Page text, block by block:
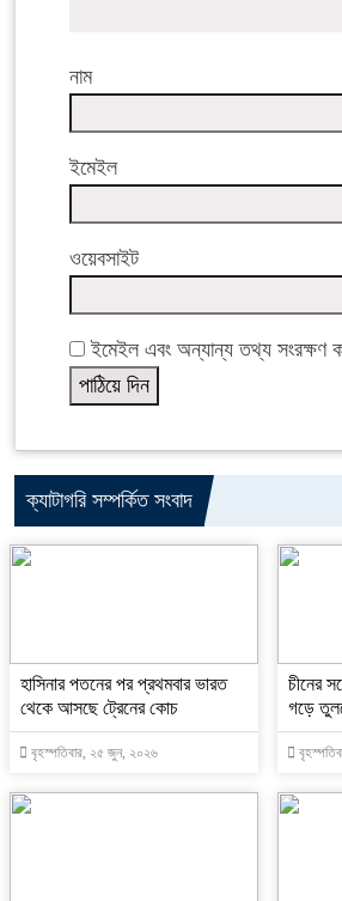
নাম
ইমেইল
ওয়েবসাইট
ইমেইল এবং অন্যান্য তথ্য সংরক্ষণ
ক্যাটাগরি সম্পর্কিত সংবাদ
হাসিনার পতনের পর প্রথমবার ভারত
থেকে আসছে ট্রেনের কোচ
বৃহস্পতিবার, ২৫ জুন, ২০২৬
চীনের
গড়ে